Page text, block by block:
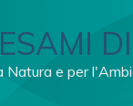
Natura e per